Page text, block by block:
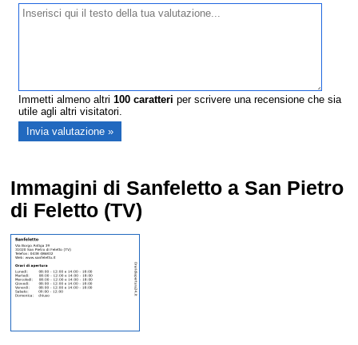
Immetti almeno altri100 caratteri per scrivere una recensione che sia
utile agli altri visitatori.
Immagini di Sanfeletto a San Pietro
di Feletto (TV)